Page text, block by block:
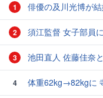
1 俳優の及川光博が
2 須江監督 女子部員
3 池田直人 佐藤佳奈
4 体重62kg→82kgに